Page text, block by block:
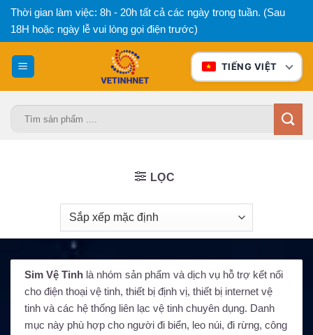
Bỏ
qua
nội
dung
Thời gian làm việc: 8h - 20h tất cả các ngày trong tuần. (Sau
18H hoặc ngày lễ vui lòng gọi điện trước)
TIẾNG VIỆT
LỌC
Sim Vệ Tinh là nhóm sản phẩm và dịch vụ hỗ trợ kết nối
cho điện thoại vệ tinh, thiết bị định vị, thiết bị internet vệ
tinh và các hệ thống liên lạc vệ tinh chuyên dụng. Danh
mục này phù hợp cho người đi biển, leo núi, đi rừng, công